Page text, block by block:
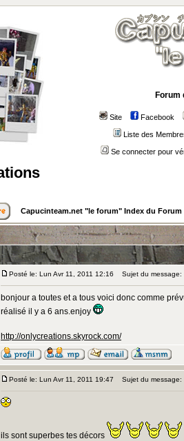
Forum
Site Facebook
Liste des
Se connecter pour
Capucinteam.net "le forum" Index du Forum
Posté le: Lun Avr 11, 2011 12:16 Sujet du message:
bonjour a toutes et a tous voici donc comme
réalisé il y a 6 ans.enjoy
http://onlycreations.skyrock.com/
Posté le: Lun Avr 11, 2011 19:47 Sujet du message:
ils sont superbes tes décors